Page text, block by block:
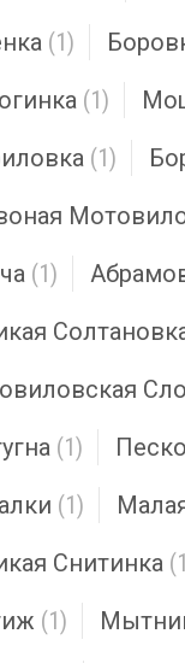
(1)
(1)
(1)
(1)
(1)
(1)
Снитинка
(1)